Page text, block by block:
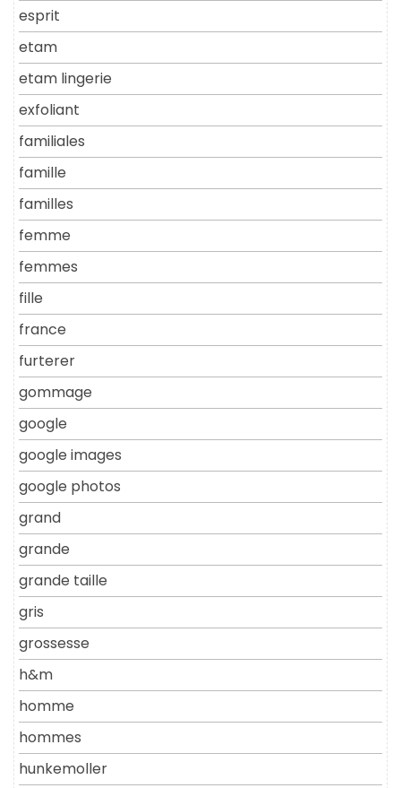
esprit
etam
etam lingerie
exfoliant
familiales
famille
familles
femme
femmes
fille
france
furterer
gommage
google
google images
google photos
grand
grande
grande taille
gris
grossesse
h&m
homme
hommes
hunkemoller